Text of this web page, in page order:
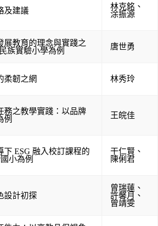
及建議 林克銘 、
涂振源
展教育的理念與實踐之
族實驗小學為例
唐世勇
柔韌之網 林秀玲
務之教學實踐：以品牌
例
王皖佳
ESG 融入校訂課程的
小為例
干仁賢 、
陳俐君
設計初探
曾瑞蓮 、
許馨月 、
曾靖雯